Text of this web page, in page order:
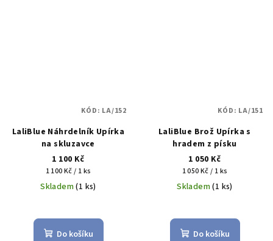
LaliBlue Náhrdelník Upírka
na skluzavce
1 100 Kč
Měrná
cena:
1 100 Kč / 1 ks
Skladem(1 ks)
Do košíku
KÓD: LA/152
LaliBlue Brož Upírka s
hradem z písku
1 050 Kč
Měrná
cena:
1 050 Kč / 1 ks
Skladem(1 ks)
Do košíku
KÓD: LA/151